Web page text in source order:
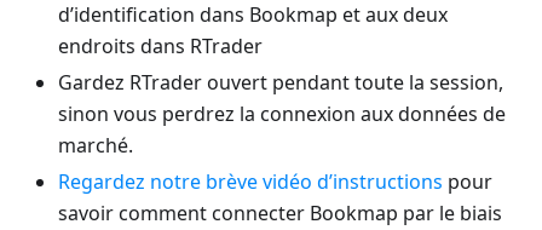
d’identification dans Bookmap et aux deux
endroits dans RTrader
Gardez RTrader ouvert pendant toute la session,
sinon vous perdrez la connexion aux données de
marché.
Regardez notre brève vidéo d’instructions pour
savoir comment connecter Bookmap par le biais